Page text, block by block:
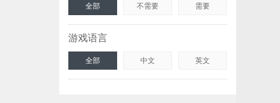
全部 不需要 需要
游戏语言
全部 中文 英文